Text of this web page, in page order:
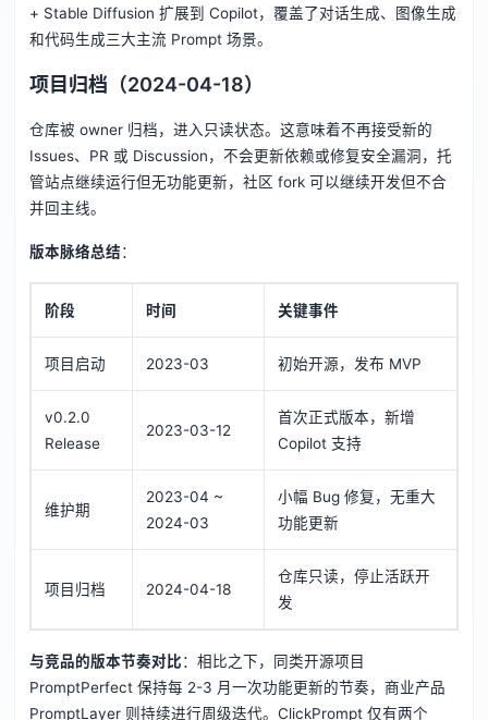
+ Stable Diffusion 扩展到 Copilot，覆盖了对话生成、图像生成
和代码生成三大主流 Prompt 场景。
项目归档（2024-04-18）
仓库被 owner 归档，进入只读状态。这意味着不再接受新的
Issues、PR 或 Discussion，不会更新依赖或修复安全漏洞，托
管站点继续运行但无功能更新，社区 fork 可以继续开发但不合
并回主线。
版本脉络总结：
阶段 时间 关键事件
项目启动 2023-03 初始开源，发布 MVP
v0.2.0
Release
2023-03-12
首次正式版本，新增
Copilot 支持
维护期
2023-04 ~
2024-03
小幅 Bug 修复，无重大
功能更新
项目归档 2024-04-18
仓库只读，停止活跃开
发
与竞品的版本节奏对比：相比之下，同类开源项目
PromptPerfect 保持每 2-3 月一次功能更新的节奏，商业产品
PromptLayer 则持续进行周级迭代。ClickPrompt 仅有两个